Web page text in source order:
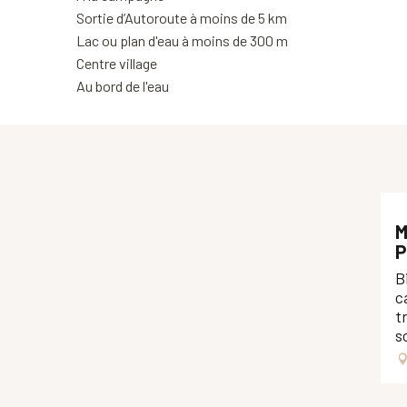
Sortie d’Autoroute à moins de 5 km
Lac ou plan d'eau à moins de 300 m
Centre village
Au bord de l'eau